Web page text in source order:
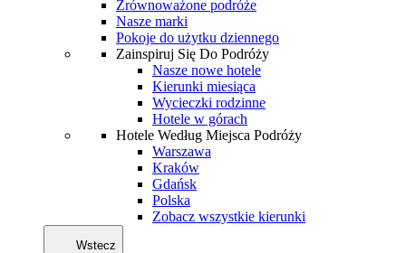
Zrównoważone podróże
Nasze marki
Pokoje do użytku dziennego
Zainspiruj Się Do Podróży
Nasze nowe hotele
Kierunki miesiąca
Wycieczki rodzinne
Hotele w górach
Hotele Według Miejsca Podróży
Warszawa
Kraków
Gdańsk
Polska
Zobacz wszystkie kierunki
Wstecz